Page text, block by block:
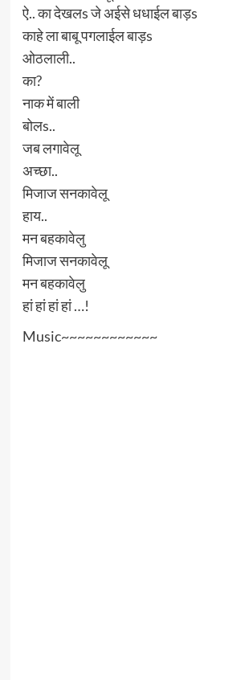
ऐ.. का देखलs जे अईसे धधाईल बाड़s
काहे ला बाबू पगलाईल बाड़s
ओठलाली..
का?
नाक में बाली
बोलs..
जब लगावेलू
अच्छा..
मिजाज सनकावेलू
हाय..
मन बहकावेलु
मिजाज सनकावेलू
मन बहकावेलु
हां हां हां हां …!
Music~~~~~~~~~~~~